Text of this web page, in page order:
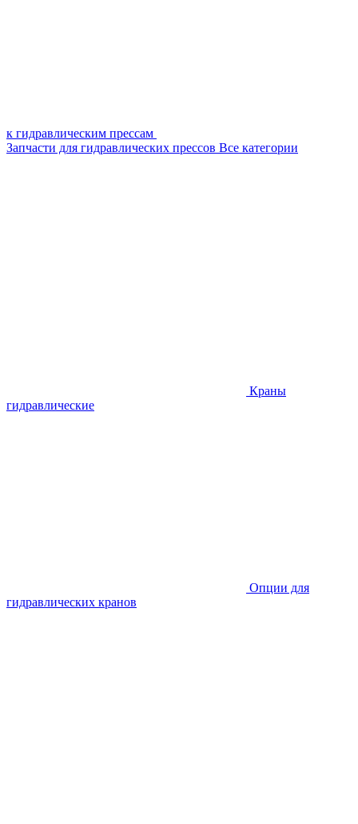
к гидравлическим прессам
Запчасти для гидравлических прессов Все категории
Краны
гидравлические
Опции для
гидравлических кранов